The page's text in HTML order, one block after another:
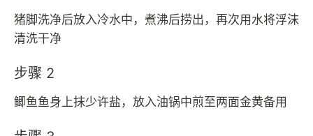
猪脚洗净后放入冷水中，煮沸后捞出，再次用水将浮沫
清洗干净
步骤 2
鲫鱼鱼身上抹少许盐，放入油锅中煎至两面金黄备用